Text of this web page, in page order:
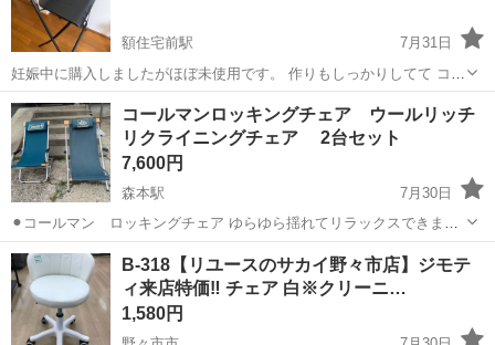
額住宅前駅
7月31日
妊娠中に購入しましたがほぼ未使用です。 作りもしっかりしてて コン
パクトになるので片付けもできて邪魔になりません。 立てかけて置い
てたんですが 倒れてしまって少し傷ありです。 ご理解のある方でお願
いします
石川 野々市市 椅子
コールマンロッキングチェア ウールリッチ
リクライニングチェア 2台セット
7,600円
森本駅
7月30日
⚫︎コールマン ロッキングチェア ゆらゆら揺れてリラックスできます
肘掛けのところに、切れ目、ヘコミあります ⚫︎ウールリッチ リクラ
イニングチェア 3段階にリクライニングの高さ調整出来ます どちらも
目立った汚れ等はあり...
石川 金沢市 森本駅 コールマン
B-318【リユースのサカイ野々市店】ジモテ
ィ来店特価‼ チェア 白※クリーニ…
1,580円